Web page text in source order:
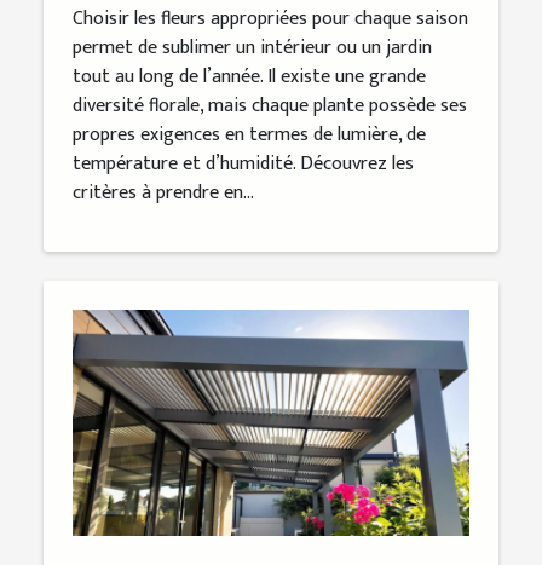
Choisir les fleurs appropriées pour chaque saison
permet de sublimer un intérieur ou un jardin
tout au long de l’année. Il existe une grande
diversité florale, mais chaque plante possède ses
propres exigences en termes de lumière, de
température et d’humidité. Découvrez les
critères à prendre en...